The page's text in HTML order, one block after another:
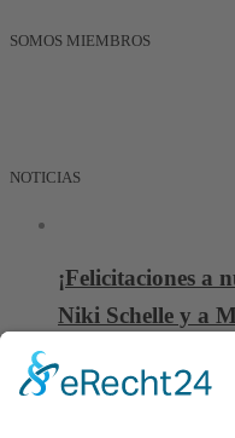
SOMOS MIEMBROS
NOTICIAS
¡Felicitaciones a
Niki Schelle y a
06 octubre, 2025